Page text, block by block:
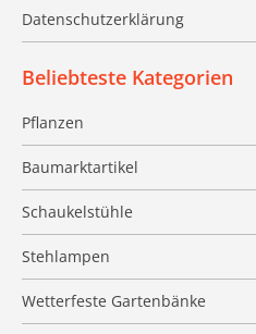
Datenschutzerklärung
Beliebteste Kategorien
Pflanzen
Baumarktartikel
Schaukelstühle
Stehlampen
Wetterfeste Gartenbänke